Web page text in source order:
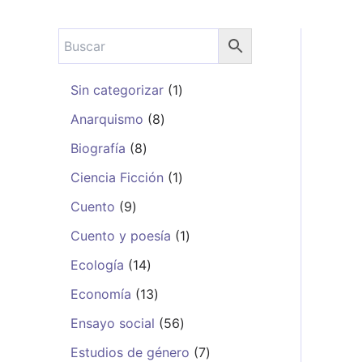
Sin categorizar 1
Anarquismo 8
Biografía 8
Ciencia Ficción 1
Cuento 9
Cuento y poesía 1
Ecología 14
Economía 13
Ensayo social 56
Estudios de género 7